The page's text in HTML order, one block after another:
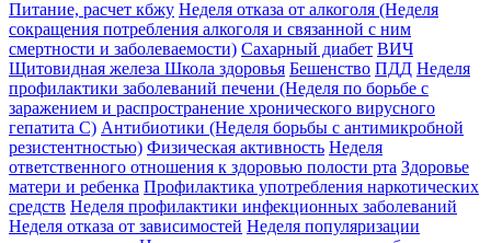
Питание, расчет кбжу Неделя отказа от алкоголя (Неделя
сокращения потребления алкоголя и связанной с ним
смертности и заболеваемости) Сахарный диабет ВИЧ
Щитовидная железа Школа здоровья Бешенство ПДД Неделя
профилактики заболеваний печени (Неделя по борьбе с
заражением и распространение хронического вирусного
гепатита С) Антибиотики (Неделя борьбы с антимикробной
резистентностью) Физическая активность Неделя
ответственного отношения к здоровью полости рта Здоровье
матери и ребенка Профилактика употребления наркотических
средств Неделя профилактики инфекционных заболеваний
Неделя отказа от зависимостей Неделя популяризации